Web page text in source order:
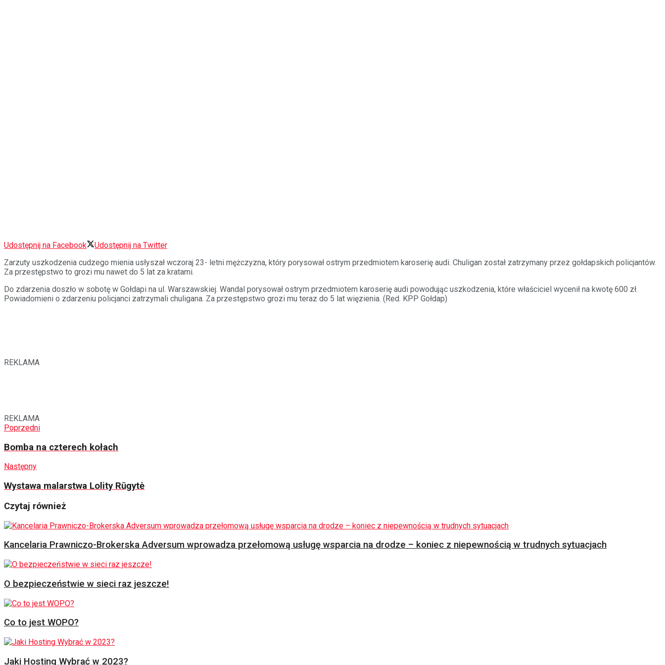
Udostępnij na Facebook
Udostępnij na Twitter
Zarzuty uszkodzenia cudzego mienia usłyszał wczoraj 23- letni mężczyzna, który porysował ostrym przedmiotem karoserię audi. Chuligan został zatrzymany przez gołdapskich policjantów.
Za przestępstwo to grozi mu nawet do 5 lat za kratami.
Do zdarzenia doszło w sobotę w Gołdapi na ul. Warszawskiej. Wandal porysował ostrym przedmiotem karoserię audi powodując uszkodzenia, które właściciel wycenił na kwotę 600 zł.
Powiadomieni o zdarzeniu policjanci zatrzymali chuligana. Za przestępstwo grozi mu teraz do 5 lat więzienia. (Red. KPP Gołdap)
REKLAMA
REKLAMA
Poprzedni
Bomba na czterech kołach
Następny
Wystawa malarstwa Lolity Rūgytė
Czytaj również
Kancelaria Prawniczo-Brokerska Adversum wprowadza przełomową usługę wsparcia na drodze – koniec z niepewnością w trudnych sytuacjach
O bezpieczeństwie w sieci raz jeszcze!
Co to jest WOPO?
Jaki Hosting Wybrać w 2023?